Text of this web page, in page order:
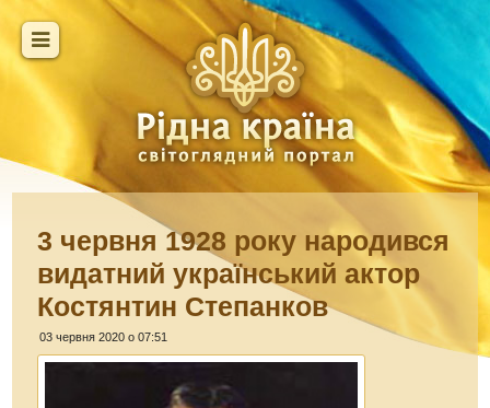
3 червня 1928 року народився
видатний український актор
Костянтин Степанков
03 червня 2020 о 07:51